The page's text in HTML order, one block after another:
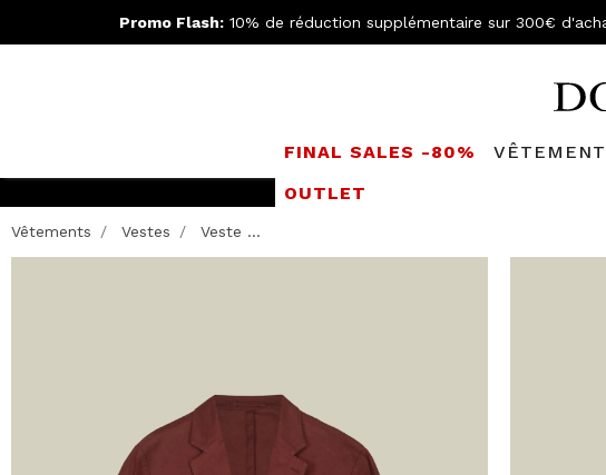
Promo Flash: 10% de réduction supplémentaire sur 300€
FINAL SALES -80%
OUTLETRejoignez le
Vêtements Vestes Veste ...